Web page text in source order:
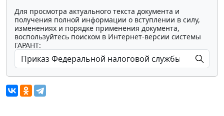
Для просмотра актуального текста документа и
получения полной информации о вступлении в силу,
изменениях и порядке применения документа,
воспользуйтесь поиском в Интернет-версии системы
ГАРАНТ: